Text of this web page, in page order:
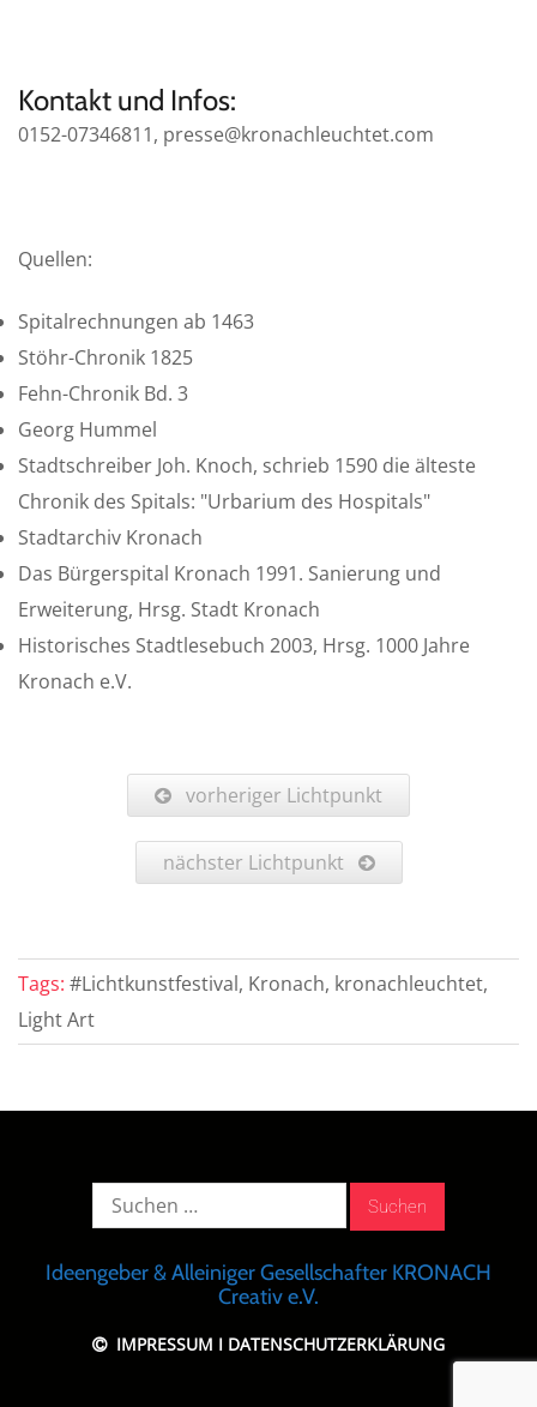
Kontakt und Infos:
0152-07346811, presse@kronachleuchtet.com
Quellen:
Spitalrechnungen ab 1463
Stöhr-Chronik 1825
Fehn-Chronik Bd. 3
Georg Hummel
Stadtschreiber Joh. Knoch, schrieb 1590 die älteste
Chronik des Spitals: "Urbarium des Hospitals"
Stadtarchiv Kronach
Das Bürgerspital Kronach 1991. Sanierung und
Erweiterung, Hrsg. Stadt Kronach
Historisches Stadtlesebuch 2003, Hrsg. 1000 Jahre
Kronach e.V.
vorheriger Lichtpunkt
nächster Lichtpunkt
Tags: #Lichtkunstfestival, Kronach, kronachleuchtet,
Light Art
Suche
Ideengeber & Alleiniger Gesellschafter KRONACH
Creativ e.V.
IMPRESSUM I DATENSCHUTZERKLÄRUNG